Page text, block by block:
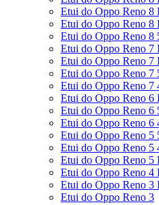
Etui do Oppo Reno 8
Etui do Oppo Reno 8
Etui do Oppo Reno 8
Etui do Oppo Reno 7
Etui do Oppo Reno 7
Etui do Oppo Reno 7
Etui do Oppo Reno 7
Etui do Oppo Reno 6
Etui do Oppo Reno 6
Etui do Oppo Reno 6
Etui do Oppo Reno
Etui do Oppo Reno 5
Etui do Oppo Reno 5
Etui do Oppo Reno 4
Etui do Oppo Reno 3
Etui do Oppo Reno 3